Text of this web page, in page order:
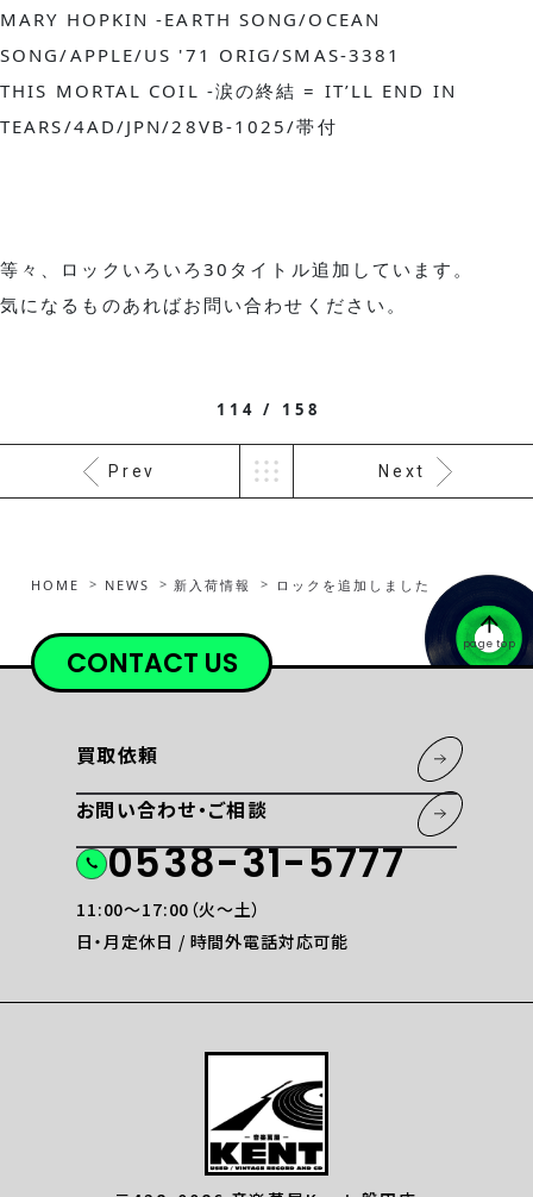
MARY HOPKIN -EARTH SONG/OCEAN
SONG/APPLE/US '71 ORIG/SMAS-3381
THIS MORTAL COIL -涙の終結 = IT’LL END IN
TEARS/4AD/JPN/28VB-1025/帯付
等々、ロックいろいろ30タイトル追加しています。
気になるものあればお問い合わせください。
114 / 158
Prev Next
HOME NEWS 新入荷情報 ロックを追加しました
page top
CONTACT US
買取依頼
お問い合わせ・ご相談
0538-31-5777
11:00〜17:00（火〜土）
日・月定休日 / 時間外電話対応可能